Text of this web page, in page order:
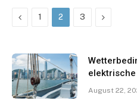
Previous
1 2 3 Next
August 22,